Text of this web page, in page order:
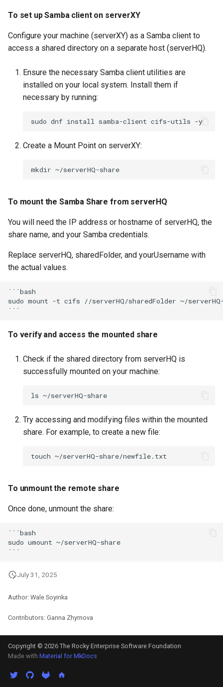
To set up Samba client on serverXY
Configure your machine (serverXY) as a Samba client to
access a shared directory on a separate host (serverHQ).
Ensure the necessary Samba client utilities are
installed on your local system. Install them if
necessary by running:
sudo dnf install samba-client cifs-utils
Create a Mount Point on serverXY:
mkdir
To mount the Samba Share from serverHQ
You will need the IP address or hostname of serverHQ, the
share name, and your Samba credentials.
Replace serverHQ, sharedFolder, and yourUsername with
the actual values.
```bash
sudo mount -t cifs //serverHQ/sharedFolder ~/serverHQ-
To verify and access the mounted share
Check if the shared directory from serverHQ is
successfully mounted on your machine:
ls
Try accessing and modifying files within the mounted
share. For example, to create a new file:
touch
To unmount the remote share
Once done, unmount the share:
```bash
sudo umount ~/serverHQ-share
July 31, 2025
Author: Wale Soyinka
Contributors: Ganna Zhyrnova
Copyright © 2026 The Rocky Enterprise Software Foundation
Made with Material for MkDocs